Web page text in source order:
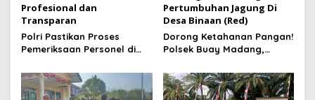
Profesional dan
Transparan
Polri Pastikan Proses
Pemeriksaan Personel di
Profesional dan
Transparan
Pertumbuhan Jagung Di
Desa Binaan (Red)
Dorong Ketahanan Pangan!
Polsek Buay Madang,
Jagung Di Desa Binaan